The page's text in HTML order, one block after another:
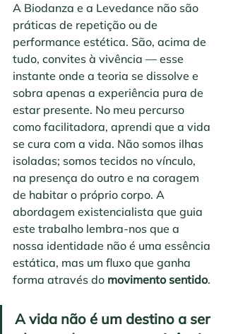
A Biodanza e a Levedance não são
práticas de repetição ou de
performance estética. São, acima de
tudo, convites à vivência — esse
instante onde a teoria se dissolve e
sobra apenas a experiência pura de
estar presente. No meu percurso
como facilitadora, aprendi que a vida
se cura com a vida. Não somos ilhas
isoladas; somos tecidos no vínculo,
na presença do outro e na coragem
de habitar o próprio corpo. A
abordagem existencialista que guia
este trabalho lembra-nos que a
nossa identidade não é uma essência
estática, mas um fluxo que ganha
forma através do movimento sentido.
A vida não é um destino a ser